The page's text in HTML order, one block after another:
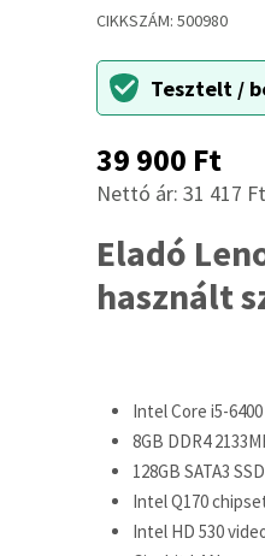
CIKKSZÁM: 500980
Tesztelt /
39 900 Ft
Nettó ár: 31 417 Ft
Eladó
használt
Intel Core i5-
8GB DDR4
128GB SATA3 SSD
Intel Q170
Intel HD 530